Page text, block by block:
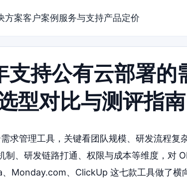
方案客户案例 服务与支持产品定价
持公有云部署的
型对比与测评指南
求管理工具，关键看团队规模、研发流程复
制、研发链路打通、权限与成本等维度，对
Monday.com、ClickUp 这七款工具做了横